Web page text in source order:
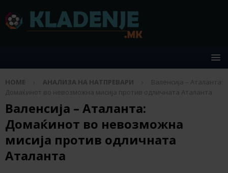
HOME АНАЛИЗА НА НАТПРЕВАРИ
Валенсија – Аталанта:
Домаќинот во невозможна мисија против одличната Аталанта
Валенсија – Аталанта:
Домаќинот во невозможна
мисија против одличната
Аталанта